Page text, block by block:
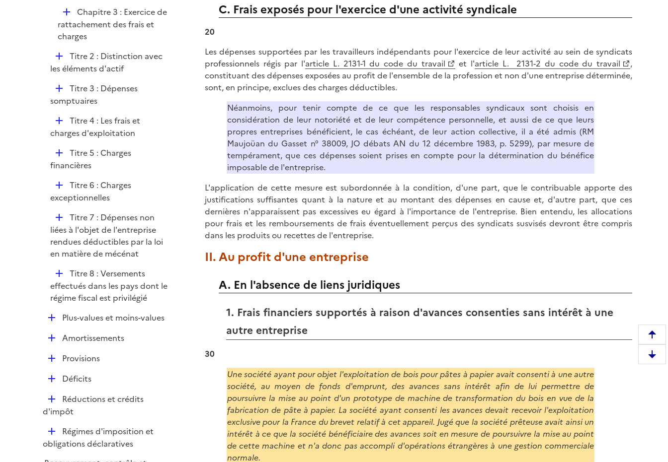
i
e
r
D
é
p
i
e
r
Chapitre 3 : Exercice de
rattachement des frais et
charges
D
é
i
Titre 2 : Distinction avec
les éléments d'actif
D
é
i
Titre 3 : Dépenses
somptuaires
D
é
i
Titre 4 : Les frais et
charges d'exploitation
D
é
i
Titre 5 : Charges
financières
D
é
i
e
r
Titre 6 : Charges
exceptionnelles
D
é
p
l
r
Titre 7 : Dépenses non
liées à l'objet de l'entreprise
rendues déductibles par la loi
en matière de mécénat
D
é
p
i
e
r
Titre 8 : Versements
effectués dans les pays dont le
régime fiscal est privilégié
D
p
Plus-values et moins-values
D
r
Amortissements
D
e
Provisions
D
l
r
Déficits
D
é
i
Réductions et crédits
d'impôt
D
é
Régimes d'imposition et
obligations déclaratives
C. Frais exposés pour l'exercice d'une activité syndicale
20
Les dépenses supportées par les travailleurs indépendants pour l'exercice de leur activité au sein de syndicats
professionnels régis par l'article L. 2131-1 du code du travail et l'article L. 2131-2 du code du travail
,
constituant des dépenses exposées au profit de l'ensemble de la profession et non d'une entreprise déterminée,
sont, en principe, exclues des charges déductibles.
Néanmoins, pour tenir compte de ce que les responsables syndicaux sont choisis en
considération de leur notoriété et de leur compétence personnelle, et aussi de ce que leurs
propres entreprises bénéficient, le cas échéant, de leur action collective, il a été admis (RM
Maujoüan du Gasset n° 38009, JO débats AN du 12 décembre 1983, p. 5299), par mesure de
tempérament, que ces dépenses soient prises en compte pour la détermination du bénéfice
imposable de l'entreprise.
L'application de cette mesure est subordonnée à la condition, d'une part, que le contribuable apporte des
justifications suffisantes quant à la nature et au montant des dépenses en cause et, d'autre part, que ces
dernières n'apparaissent pas excessives eu égard à l'importance de l'entreprise. Bien entendu, les allocations
pour frais et les remboursements de frais éventuellement perçus des syndicats susvisés devront être compris
dans les produits ou recettes de l'entreprise.
II. Au profit d'une entreprise
A. En l'absence de liens juridiques
1. Frais financiers supportés à raison d'avances consenties sans intérêt à une
autre entreprise
30
Une société ayant pour objet l'exploitation de bois pour pâtes à papier avait consenti à une autre
société, au moyen de fonds d'emprunt, des avances sans intérêt afin de lui permettre de
poursuivre la mise au point d'un prototype de machine de transformation du bois en vue de la
fabrication de pâte à papier. La société ayant consenti les avances devait recevoir l'exploitation
exclusive pour la France du brevet relatif à cet appareil. Jugé que la société prêteuse avait ainsi un
intérêt à ce que la société bénéficiaire des avances soit en mesure de poursuivre la mise au point
de cette machine et n'a donc pas accompli d'opérations étrangères à une gestion commerciale
normale.
e
m
D